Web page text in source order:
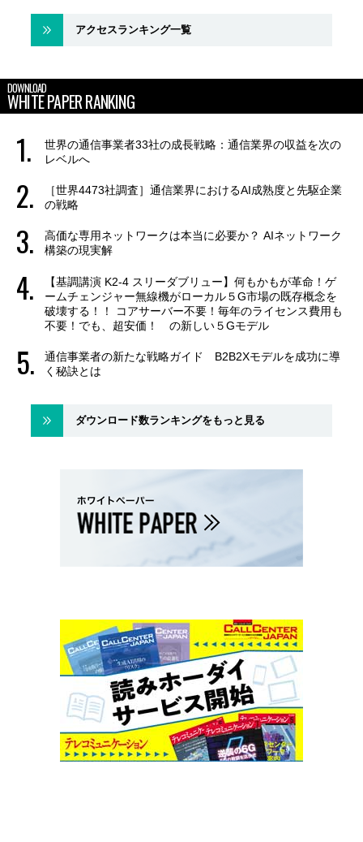
アクセスランキング一覧
DOWNLOAD
WHITE PAPER RANKING
世界の通信事業者33社の成長戦略：通信業界の収益を次の
レベルへ
［世界4473社調査］通信業界におけるAI成熟度と先駆企業
の戦略
高価な専用ネットワークは本当に必要か？ AIネットワーク
構築の現実解
【基調講演 K2-4 スリーダブリュー】何もかもが革命！ゲ
ームチェンジャー無線機がローカル５G市場の既存概念を
破壊する！！ コアサーバー不要！毎年のライセンス費用も
不要！でも、超安価！ の新しい５Gモデル
通信事業者の新たな戦略ガイド B2B2Xモデルを成功に導
く秘訣とは
ダウンロード数ランキングをもっと見る